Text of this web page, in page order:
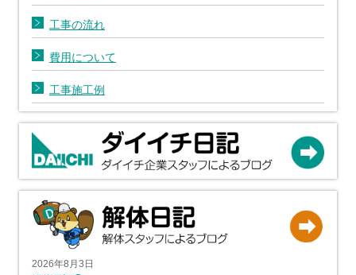
工事の流れ
費用について
工事施工例
2026年8月3日